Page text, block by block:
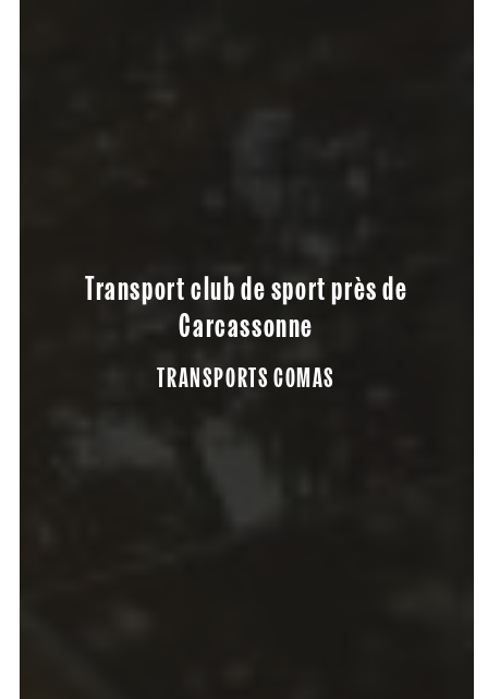
Transport club de sport près de
Carcassonne
TRANSPORTS COMAS